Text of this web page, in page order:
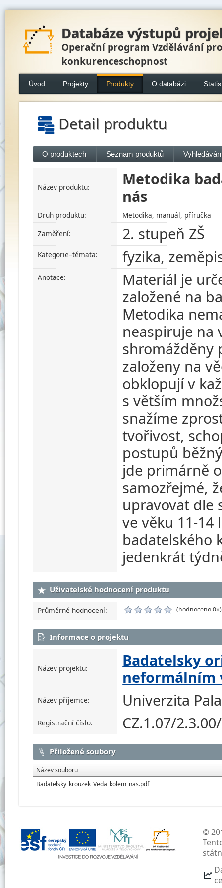
Databáze výstupů
Operační program Vzdělávání pro
konkurenceschopnost
Úvod Projekty Produkty O databázi
Detail produktu
O produktech Seznam produktů
Název produktu:
Metodika
nás
Druh produktu:
Metodika, manuál, příručka
Zaměření:
2. stupeň ZŠ
Kategorie–témata: fyzika,
Anotace:
Materiál je
založené na
Metodika
neaspiruje na
shromážděny
založeny na
obklopují v
s větším
snažíme
tvořivost,
postupů
jde primárně
samozřejmé,
upravovat dle
ve věku 11-
badatelského
jedenkrát
Uživatelské hodnocení produktu
Průměrné hodnocení: (hodnoceno 0×)
Informace o projektu
Název projektu:
Badatelsky
neformálním
Název příjemce: Univerzita
Registrační číslo: CZ.1.07/
Přiložené soubory
Název souboru
Badatelsky_krouzek_Veda_kolem_nas.pdf
©